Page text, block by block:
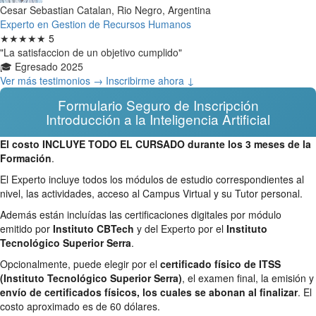
Cesar Sebastian Catalan, Rio Negro, Argentina
Experto en Gestion de Recursos Humanos
★★★★★ 5
"La satisfaccion de un objetivo cumplido"
🎓 Egresado 2025
Ver más testimonios → Inscribirme ahora ↓
Formulario Seguro de Inscripción
Introducción a la Inteligencia Artificial
El costo INCLUYE TODO EL CURSADO durante los 3 meses de la
Formación.
El Experto incluye todos los módulos de estudio correspondientes al
nivel, las actividades, acceso al Campus Virtual y su Tutor personal.
Además están incluídas las certificaciones digitales por módulo
emitido por Instituto CBTech y del Experto por el Instituto
Tecnológico Superior Serra.
Opcionalmente, puede elegir por el certificado físico de ITSS
(Instituto Tecnológico Superior Serra), el examen final, la emisión y
envío de certificados físicos, los cuales se abonan al finalizar. El
costo aproximado es de 60 dólares.